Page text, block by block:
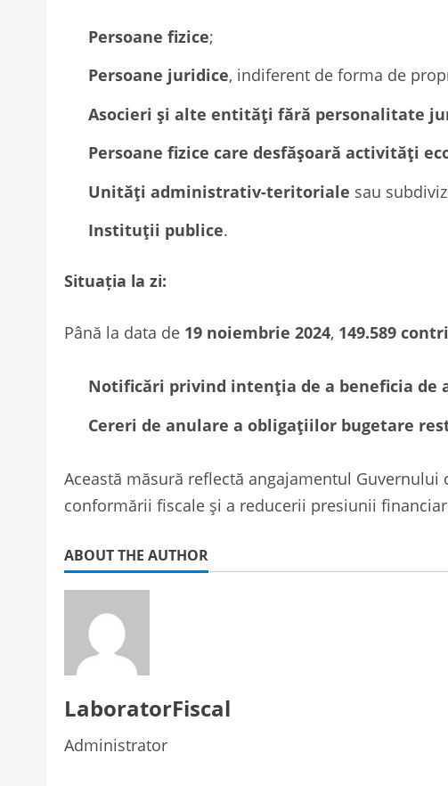
Persoane fizice;
Persoane juridice, indiferent de forma de
Asocieri și alte entități fără personalitate
Persoane fizice care desfășoară activități
Unități administrativ-teritoriale sau
Instituții publice.
Situația la zi:
Până la data de 19 noiembrie 2024, 149.589
Notificări privind intenția de a beneficia de
Cereri de anulare a obligațiilor bugetare
Această măsură reflectă angajamentul
conformării fiscale și a reducerii presiunii
ABOUT THE AUTHOR
LaboratorFiscal
Administrator